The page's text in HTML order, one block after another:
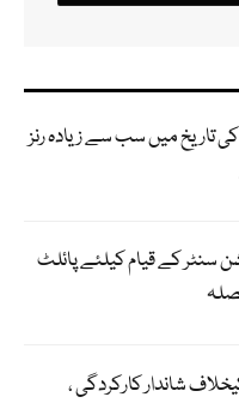
تاریخ میں سب سے زیادہ رنز
سنٹر کے قیام کیلئے پائلٹ
شاندار کارکردگی ،